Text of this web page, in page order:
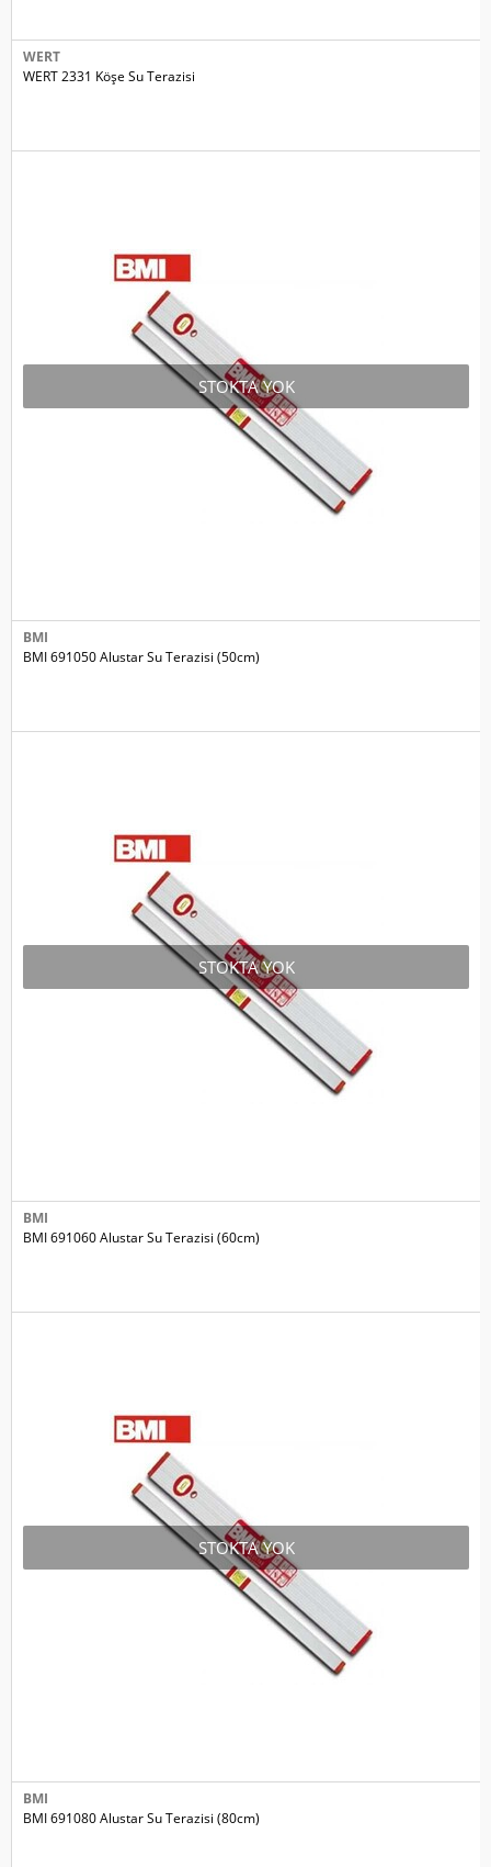
WERT
WERT 2331 Köşe Su Terazisi
STOKTA YOK
BMI
BMI 691050 Alustar Su Terazisi (50cm)
STOKTA YOK
BMI
BMI 691060 Alustar Su Terazisi (60cm)
STOKTA YOK
BMI
BMI 691080 Alustar Su Terazisi (80cm)